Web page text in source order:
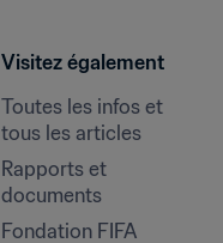
Visitez également
Toutes les infos et
tous les articles
Rapports et
documents
Fondation FIFA